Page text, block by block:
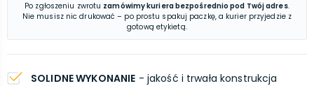
Po zgłoszeniu zwrotu zamówimy kuriera bezpośrednio pod Twój adres.
Nie musisz nic drukować – po prostu spakuj paczkę, a kurier przyjedzie z
gotową etykietą.
SOLIDNE WYKONANIE - jakość i trwała konstrukcja